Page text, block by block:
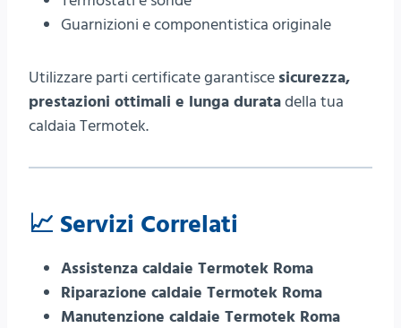
Guarnizioni e componentistica originale
Utilizzare parti certificate garantisce sicurezza,
prestazioni ottimali e lunga duratadella tua
caldaia Termotek.
📈 Servizi Correlati
Assistenza caldaie Termotek Roma
Riparazione caldaie Termotek Roma
Manutenzione caldaie Termotek Roma